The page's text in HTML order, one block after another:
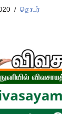
தொடர்